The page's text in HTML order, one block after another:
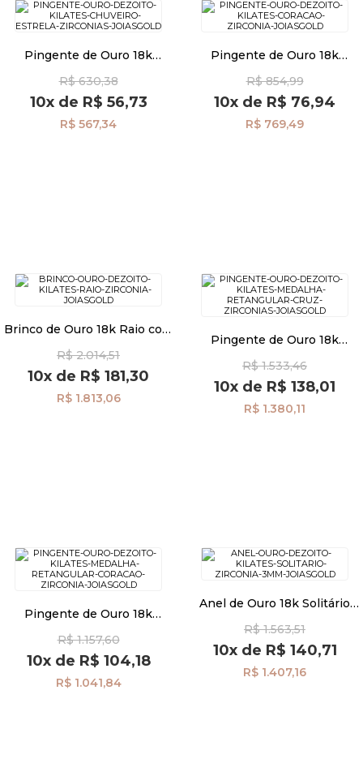
Pingente de Ouro 18k
Zircônias pi22804
R$ 630,38
10xde R$ 56,73
R$ 567,34
Pingente de Ouro 18k
pi22800
R$ 854,99
10x de R$ 76,94
R$ 769,49
Brinco de Ouro 18k Raio com
R$ 2.014,51
10x de R$ 181,30
R$ 1.813,06
Pingente de Ouro 18k
com Zircônias pi22787
R$ 1.533,46
10x de R$ 138,01
R$ 1.380,11
Pingente de Ouro 18k
com Zircônias pi22774
R$ 1.157,60
10xde R$ 104,18
R$ 1.041,84
Anel de Ouro 18k Solitário
R$ 1.563,51
10xde R$ 140,71
R$ 1.407,16